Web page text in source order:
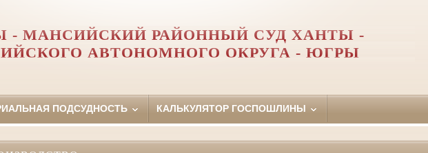
- МАНСИЙСКИЙ РАЙОННЫЙ СУД ХАНТЫ -
АВТОНОМНОГО ОКРУГА - ЮГРЫ
ПОДСУДНОСТЬ КАЛЬКУЛЯТОР ГОСПОШЛИНЫ